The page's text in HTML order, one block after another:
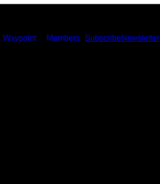
Waypoint Members SubscribeNewsletter